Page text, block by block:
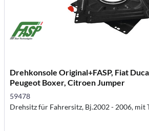
Drehkonsole Original+FASP, Fiat
Peugeot Boxer, Citroen Jumper
59478
Drehsitz für Fahrersitz, Bj.2002 - 2006, mit